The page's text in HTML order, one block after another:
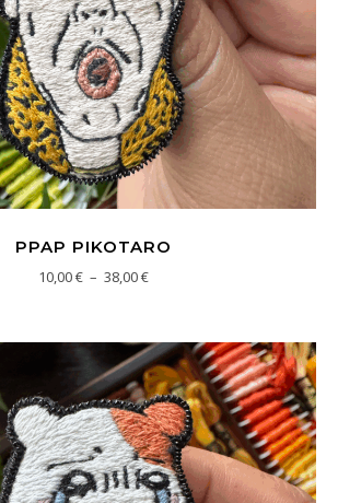
PPAP PIKOTARO
10,00€ – 38,00€Plage de prix : 10,00 € à